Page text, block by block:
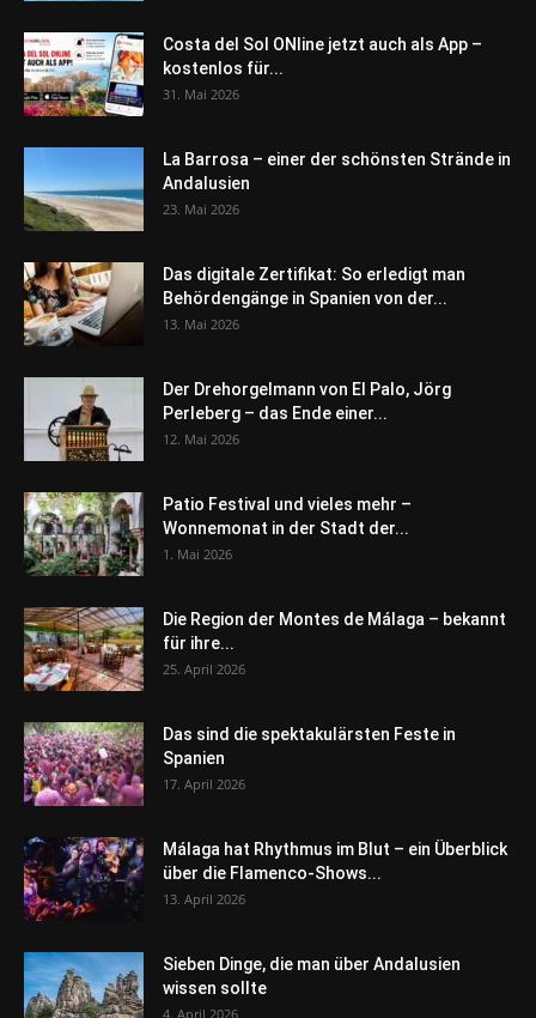
Costa del Sol ONline jetzt auch als App –
kostenlos für...
31. Mai 2026
La Barrosa – einer der schönsten Strände in
Andalusien
23. Mai 2026
Das digitale Zertifikat: So erledigt man
Behördengänge in Spanien von der...
13. Mai 2026
Der Drehorgelmann von El Palo, Jörg
Perleberg – das Ende einer...
12. Mai 2026
Patio Festival und vieles mehr –
Wonnemonat in der Stadt der...
1. Mai 2026
Die Region der Montes de Málaga – bekannt
für ihre...
25. April 2026
Das sind die spektakulärsten Feste in
Spanien
17. April 2026
Málaga hat Rhythmus im Blut – ein Überblick
über die Flamenco-Shows...
13. April 2026
Sieben Dinge, die man über Andalusien
wissen sollte
4. April 2026